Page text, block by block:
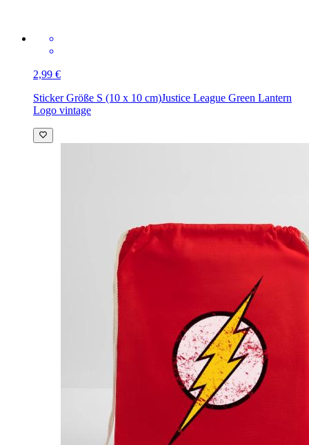
2,99 €
Sticker Größe S (10 x 10 cm)Justice League Green Lantern
Logo vintage